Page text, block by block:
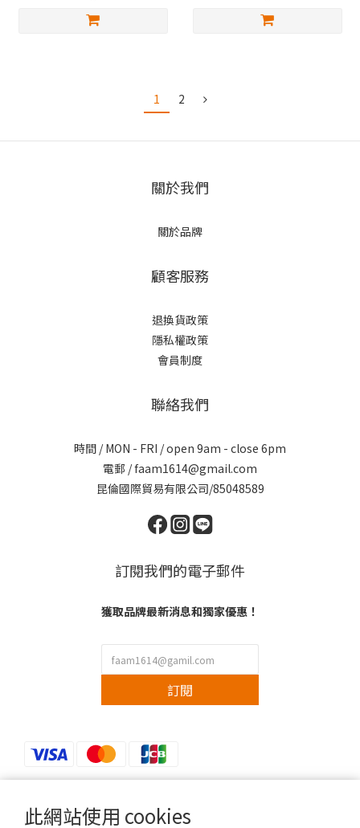
此網站使用 cookies
1 2
關於我們
關於品牌
顧客服務
退換貨政策
隱私權政策
會員制度
聯絡我們
時間 / MON - FRI / open 9am - close 6pm
電郵 / faam1614@gmail.com
昆倫國際貿易有限公司/85048589
訂閱我們的電子郵件
獲取品牌最新消息和獨家優惠！
訂閱
$ TWD 繁體中文